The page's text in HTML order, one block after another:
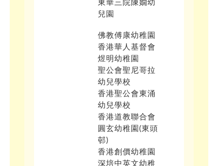
東華三院陳嫺幼
兒園
佛教傅康幼稚園
香港華人基督會
煜明幼稚園
聖公會聖尼哥拉
幼兒學校
香港聖公會東涌
幼兒學校
香港道教聯合會
圓玄幼稚園(東頭
邨)
香港創價幼稚園
深培中英文幼稚